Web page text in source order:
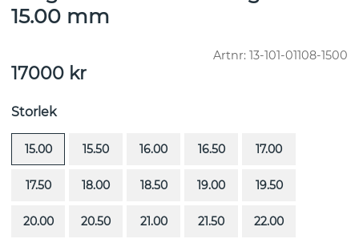
15.00 mm
Artnr: 13-101-01108-1500
17000 kr
Storlek
15.00 15.50 16.00 16.50 17.00
17.50 18.00 18.50 19.00 19.50
20.00 20.50 21.00 21.50 22.00